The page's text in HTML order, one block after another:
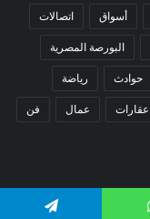
أسواق اتصالات
البورصة المصرية
حوادث رياضة
عقارات عمال فن